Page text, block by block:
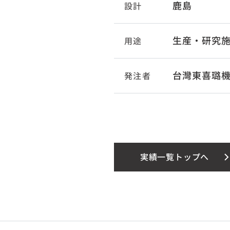
設計 鹿島
用途 生産・研究
発注者 台灣東喜璐
実績一覧トップへ